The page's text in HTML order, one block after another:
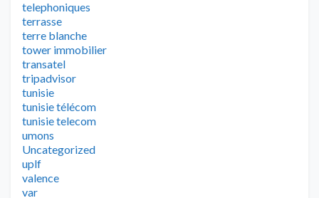
telephoniques
terrasse
terre blanche
tower immobilier
transatel
tripadvisor
tunisie
tunisie télécom
tunisie telecom
umons
Uncategorized
uplf
valence
var